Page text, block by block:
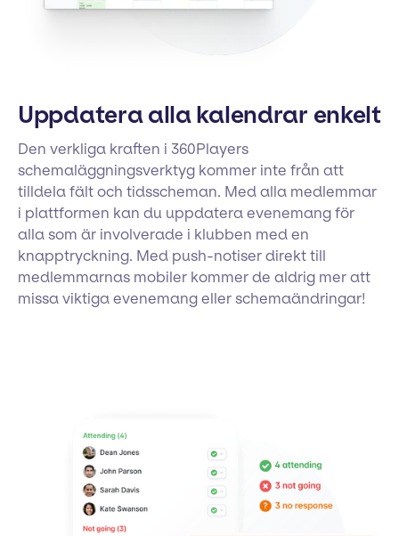
Uppdatera alla kalendrar enkelt
Den verkliga kraften i 360Players
schemaläggningsverktyg kommer inte från att
tilldela fält och tidsscheman. Med alla medlemmar
i plattformen kan du uppdatera evenemang för
alla som är involverade i klubben med en
knapptryckning. Med push-notiser direkt till
medlemmarnas mobiler kommer de aldrig mer att
missa viktiga evenemang eller schemaändringar!